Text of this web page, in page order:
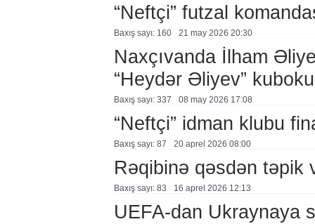
“Neftçi” futzal
Baxış sayı: 160 21 may 2026 20:30
Naxçıvanda İlham
“Heydər Əliyev”
Baxış sayı: 337 08 may 2026 17:08
“Neftçi” idman klubu
Baxış sayı: 87 20 aprel 2026 08:00
Rəqibinə qəsdən təpik
Baxış sayı: 83 16 aprel 2026 12:13
UEFA-dan Ukraynaya